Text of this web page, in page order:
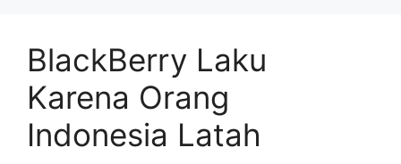
BlackBerry Laku
Karena Orang
Indonesia Latah